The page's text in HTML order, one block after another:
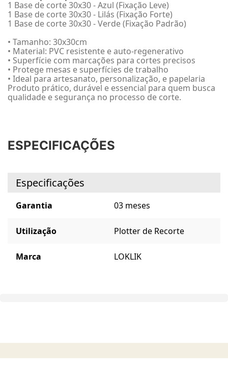
1 Base de corte 30x30 - Azul (Fixação Leve)
1 Base de corte 30x30 - Lilás (Fixação Forte)
1 Base de corte 30x30 - Verde (Fixação Padrão)
• Tamanho: 30x30cm
• Material: PVC resistente e auto-regenerativo
• Superfície com marcações para cortes precisos
• Protege mesas e superfícies de trabalho
• Ideal para artesanato, personalização, e papelaria
Produto prático, durável e essencial para quem busca
qualidade e segurança no processo de corte.
ESPECIFICAÇÕES
Especificações
Garantia 03 meses
Utilização Plotter de Recorte
Marca LOKLIK